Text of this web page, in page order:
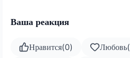
Ваша реакция
Нравится(0) Любовь(